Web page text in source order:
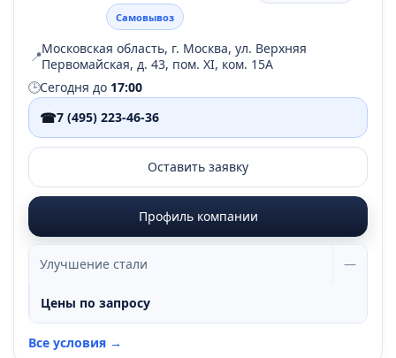
Самовывоз
📍Московская область, г. Москва, ул. Верхняя
Первомайская, д. 43, пом. ХI, ком. 15А
🕒Сегодня до 17:00
☎7 (495) 223-46-36
Оставить заявку
Профиль компании
Улучшение стали —
Цены по запросу
Все условия →